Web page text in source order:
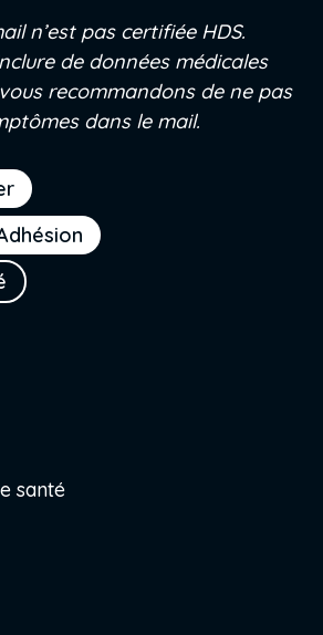
santé
n’est pas certifiée HDS.
de données médicales
recommandons de ne pas
dans le mail.